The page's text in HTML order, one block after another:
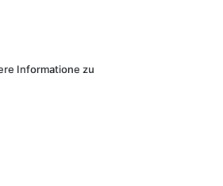
Informatione zu